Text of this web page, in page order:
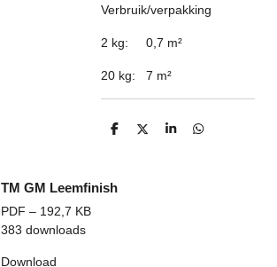
Verbruik/verpakking
2 kg: 0,7 m²
20 kg: 7 m²
D
n
D
S
D
TM GM Leemfinish
PDF – 192,7 KB
383 downloads
Download